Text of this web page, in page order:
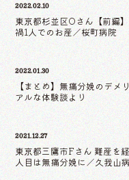
2022.02.10
東京都杉並区Oさん【前編
禍1人でのお産／桜町病院
2022.01.30
【まとめ】無痛分娩のデメ
アルな体験談より
2021.12.27
東京都三鷹市Fさん 難産を
人目は無痛分娩に／久我山